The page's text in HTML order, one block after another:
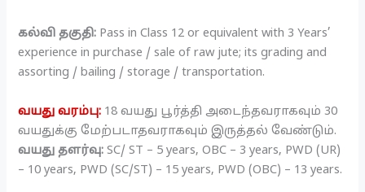
கல்வி தகுதி: Pass in Class 12 or equivalent with 3 Years’
experience in purchase / sale of raw jute; its grading and
assorting / bailing / storage / transportation.
வயது வரம்பு: 18 வயது பூர்த்தி அடைந்தவராகவும் 30
வயதுக்கு மேற்படாதவராகவும் இருத்தல் வேண்டும்.
வயது தளர்வு:SC/ ST – 5 years, OBC – 3 years, PWD (UR)
– 10 years, PWD (SC/ST) – 15 years, PWD (OBC) – 13 years.